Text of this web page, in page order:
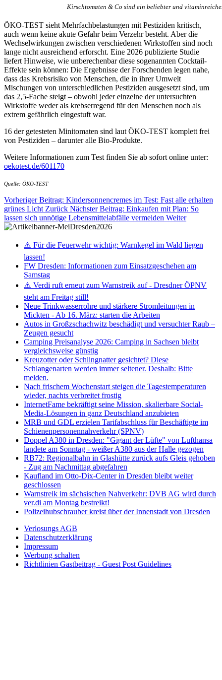
Kirschtomaten & Co sind ein beliebter und
ÖKO-TEST sieht Mehrfachbelastungen mit Pestiziden kritisch,
auch wenn keine akute Gefahr beim Verzehr besteht. Aber die
Wechselwirkungen zwischen verschiedenen Wirkstoffen sind noch
lange nicht ausreichend erforscht. Eine 2026 publizierte Studie
liefert Hinweise, wie unberechenbar diese sogenannten Cocktail-
Effekte sein können: Die Ergebnisse der Forschenden legen nahe,
dass das Krebsrisiko von Menschen, die in ihrer Umwelt
Mischungen von unterschiedlichen Pestiziden ausgesetzt sind, um
das 2,5-Fache steigt – obwohl jeder einzelne der untersuchten
Wirkstoffe weder als krebserregend für den Menschen noch als
extrem gefährlich eingestuft war.
16 der getesteten Minitomaten sind laut ÖKO-TEST komplett frei
von Pestiziden – darunter alle Bio-Produkte.
Weitere Informationen zum Test finden Sie ab sofort online unter:
oekotest.de/601170
Quelle: ÖKO-TEST
Vorheriger Beitrag: Kindersonnencremes im Test: Fast alle erhalten
grünes Licht Zurück Nächster Beitrag: Einkaufen mit Plan: So
lassen sich unnötige Lebensmittelabfälle vermeiden Weiter
⚠️ Für die Feuerwehr wichtig: Warnkegel im Wald liegen
lassen!
FW Dresden: Informationen zum Einsatzgeschehen am
Samstag
⚠️ Verdi ruft erneut zum Warnstreik auf - Dresdner ÖPNV
steht am Freitag still!
Neue Trinkwasserrohre und stärkere Stromleitungen in
Mickten - Ab 16. März: starten die Arbeiten
Autos in Großzschachwitz beschädigt und versuchter Raub –
Zeugen gesucht
Camping Preisanalyse 2026: Camping in Sachsen bleibt
vergleichsweise günstig
Kreuzotter oder Schlingnatter gesichtet? Diese
Schlangenarten werden immer seltener. Deshalb: Bitte
melden.
Nach frischem Wochenstart steigen die Tagestemperaturen
wieder, nachts verbreitet frostig
InternetFame bekräftigt seine Mission, skalierbare Social-
Media-Lösungen in ganz Deutschland anzubieten
MRB und GDL erzielen Tarifabschluss für Beschäftigte im
Schienenpersonennahverkehr (SPNV)
Doppel A380 in Dresden: "Gigant der Lüfte" von Lufthansa
landete am Sonntag - weißer A380 aus der Halle gezogen
RB72: Regionalbahn in Glashütte zurück aufs Gleis gehoben
- Zug am Nachmittag abgefahren
Kaufland im Otto-Dix-Center in Dresden bleibt weiter
geschlossen
Warnstreik im sächsischen Nahverkehr: DVB AG wird durch
ver.di am Montag bestreikt!
Polizeihubschrauber kreist über der Innenstadt von Dresden
Verlosungs AGB
Datenschutzerklärung
Impressum
Werbung schalten
Richtlinien Gastbeitrag - Guest Post Guidelines